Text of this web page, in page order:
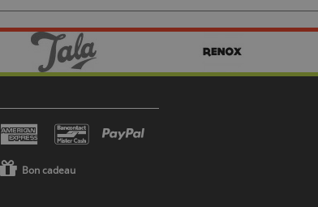
Bon cadeau